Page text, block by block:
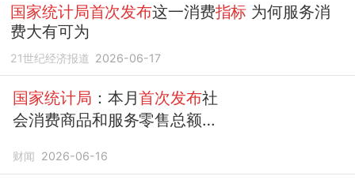
国家统计局首次发布这一消费指标 为何服务消
费大有可为
21世纪经济报道 2026-06-17
国家统计局 ：本月首次发布社
会消费商品和服务零售总额指
财闻 2026-06-16